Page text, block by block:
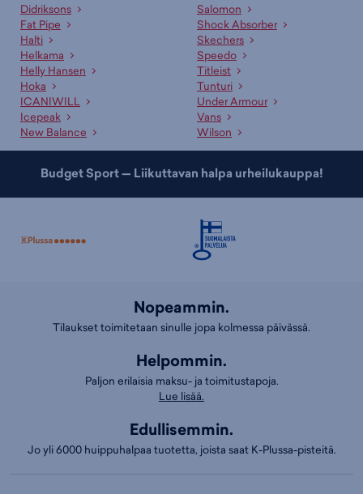
Asiakaspalvelumme ja myyjämme auttavat oikean tuotteen
valinnassa
Ammattitaitoinen asiakaspalvelumme sekä kauppojemme
asiantuntevat myyjät palvelevat sinua mielellään sopivan tuotteen ja
koon etsinnässä. Lisäksi meillä on useille tuotteille erinomaiset
valintaoppaat
, jotka auttavat sopivan tuotteen valinnassa.
Didriksons
Fat Pipe
Halti
Helkama
Helly Hansen
Hoka
ICANIWILL
Icepeak
New Balance
Salomon
Shock Absorber
Skechers
Speedo
Titleist
Tunturi
Under Armour
Vans
Wilson
Budget Sport — Liikuttavan halpa urheilukauppa!
Nopeammin.
Tilaukset toimitetaan sinulle jopa kolmessa päivässä.
Helpommin.
Paljon erilaisia maksu- ja toimitustapoja.
Lue lisää.
Edullisemmin.
Jo yli 6000 huippuhalpaa tuotetta, joista saat K-Plussa-pisteitä.